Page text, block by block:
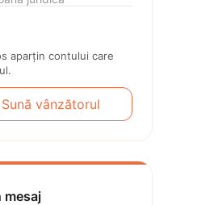
aparțin contului care
Sună vânzătorul
mesaj